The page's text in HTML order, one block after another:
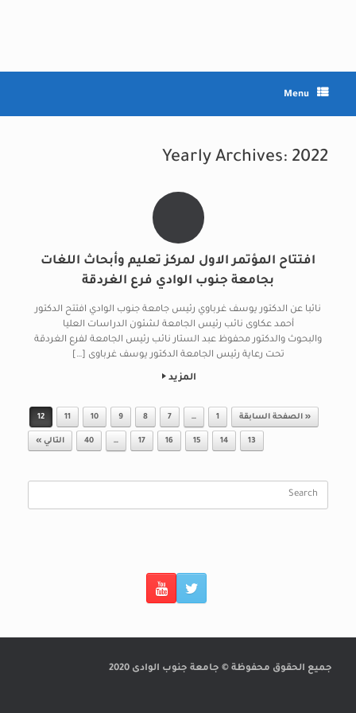
Menu
Yearly Archives: 2022
افتتاح المؤتمر الاول لمركز تعليم وأبحاث اللغات
بجامعة جنوب الوادي فرع الغردقة
نائبا عن الدكتور يوسف غرباوي رئيس جامعة جنوب الوادي افتتح الدكتور
أحمد عكاوى نائب رئيس الجامعة لشئون الدراسات العليا
والبحوث والدكتور محفوظ عبد الستار نائب رئيس الجامعة لفرع الغردقة
تحت رعاية رئيس الجامعة الدكتور يوسف غرباوى […]
المزيد
Post navigation
« الصفحة السابقة 1
…
7
8
9
10
11
12
13
14
15
16
17
…
40 التالي »
Search
جميع الحقوق محفوظة © جامعة جنوب الوادى 2020